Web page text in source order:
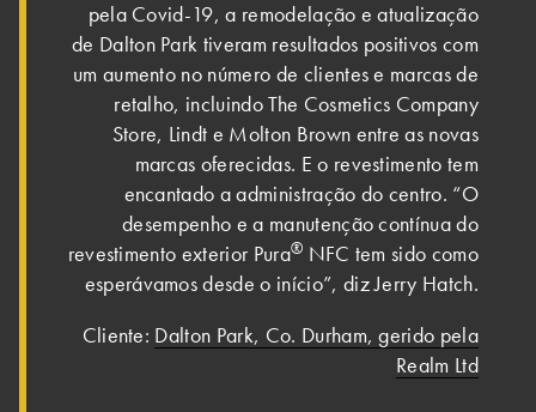
pela Covid-19, a remodelação e atualização
de Dalton Park tiveram resultados positivos com
um aumento no número de clientes e marcas de
retalho, incluindo The Cosmetics Company
Store, Lindt e Molton Brown entre as novas
marcas oferecidas. E o revestimento tem
encantado a administração do centro. “O
desempenho e a manutenção contínua do
revestimento exterior Pura® NFC tem sido como
esperávamos desde o início”, diz Jerry Hatch.
Cliente: Dalton Park, Co. Durham, gerido pela
Realm Ltd